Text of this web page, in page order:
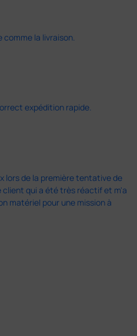
la livraison.
expédition rapide.
lors de la première tentative de
qui a été très réactif et m'a
matériel pour une mission à